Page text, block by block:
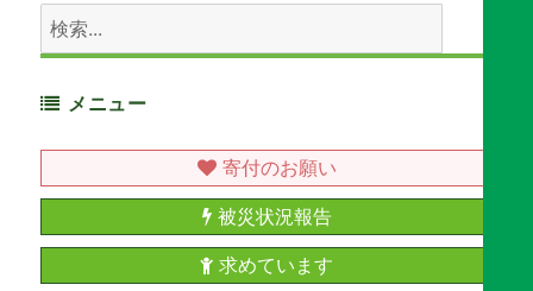
Search
for:
メニュー
寄付のお願い
被災状況報告
求めています